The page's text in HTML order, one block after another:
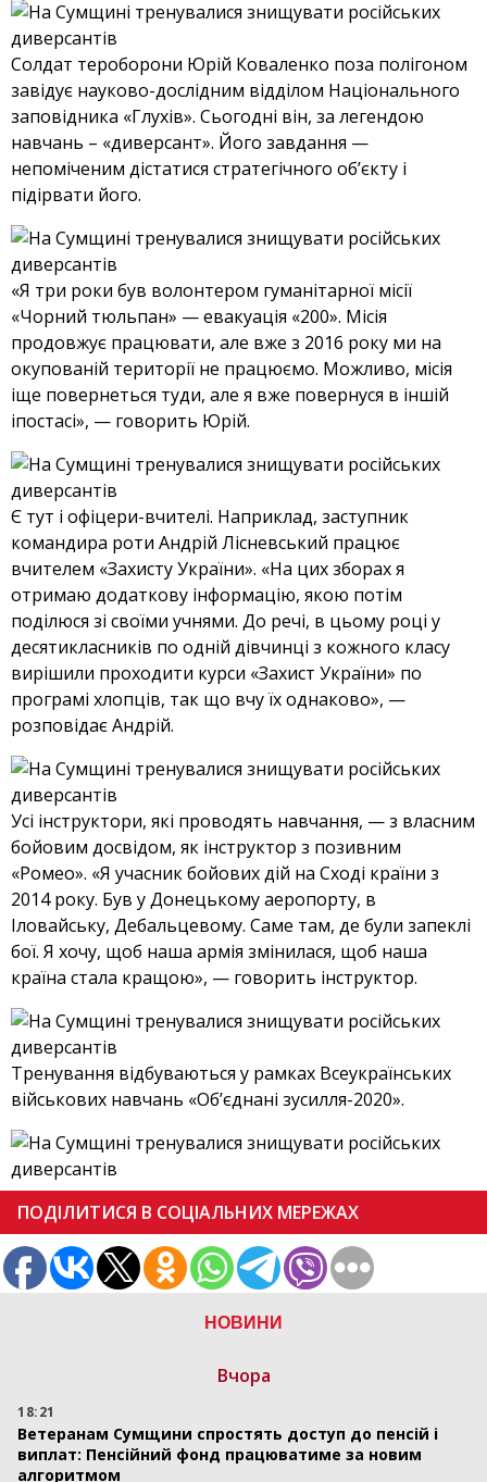
НОВИНИ
Вчора
18:21
Ветеранам Сумщини спростять доступ до пенсій і
виплат: Пенсійний фонд працюватиме за новим
алгоритмом
Солдат тероборони Юрій Коваленко поза полігоном
завідує науково-дослідним відділом Національного
заповідника «Глухів». Сьогодні він, за легендою
навчань – «диверсант». Його завдання —
непоміченим дістатися стратегічного об’єкту і
підірвати його.
«Я три роки був волонтером гуманітарної місії
«Чорний тюльпан» — евакуація «200». Місія
продовжує працювати, але вже з 2016 року ми на
окупованій території не працюємо. Можливо, місія
іще повернеться туди, але я вже повернуся в іншій
іпостасі», — говорить Юрій.
Є тут і офіцери-вчителі. Наприклад, заступник
командира роти Андрій Лісневський працює
вчителем «Захисту України». «На цих зборах я
отримаю додаткову інформацію, якою потім
поділюся зі своїми учнями. До речі, в цьому році у
десятикласників по одній дівчинці з кожного класу
вирішили проходити курси «Захист України» по
програмі хлопців, так що вчу їх однаково», —
розповідає Андрій.
Усі інструктори, які проводять навчання, — з власним
бойовим досвідом, як інструктор з позивним
«Ромео». «Я учасник бойових дій на Сході країни з
2014 року. Був у Донецькому аеропорту, в
Іловайську, Дебальцевому. Саме там, де були запеклі
бої. Я хочу, щоб наша армія змінилася, щоб наша
країна стала кращою», — говорить інструктор.
Тренування відбуваються у рамках Всеукраїнських
військових навчань «Об’єднані зусилля-2020».
ПОДІЛИТИСЯ В СОЦІАЛЬНИХ МЕРЕЖАХ